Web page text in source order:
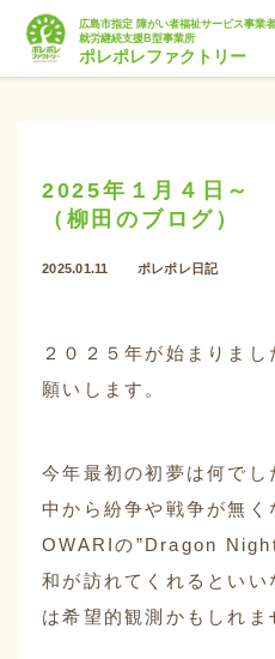
広島市指定 障がい者福祉サービス事業者
就労継続支援B型事業所
ポレポレファクトリー
2025年１月４
（柳田のブログ）
2025.01.11 ポレポレ日記
２０２５年が始まりま
願いします。
今年最初の初夢は何でし
中から紛争や戦争が無
OWARIの”Dragon
和が訪れてくれるとい
は希望的観測かもしれま